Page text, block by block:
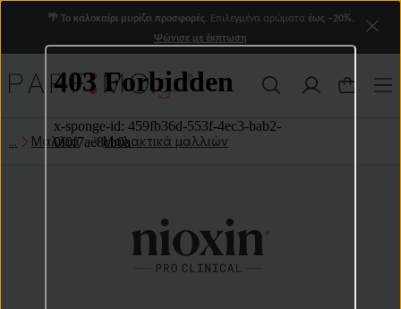
🌴 Το καλοκαίρι μυρίζει προσφορές. Επιλεγμένα αρώματα έως −20%.
Ψώνισε με έκπτωση
Μαλλιά Μαλακτικά μαλλιών